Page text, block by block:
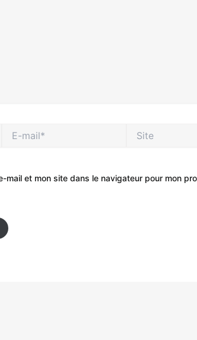
mail*
mail et mon site dans le navigateur pour mon